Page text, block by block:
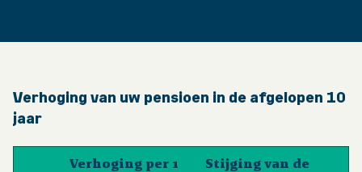
Verhoging van uw pensioen in de afgelopen 10
jaar
Verhoging per 1
Stijging van de